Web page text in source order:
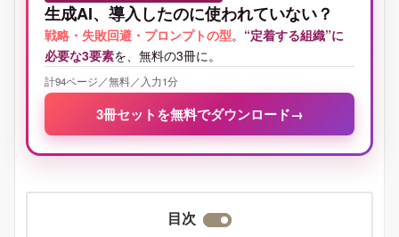
生成AI、導入したのに使われていない？
戦略・失敗回避・プロンプトの型。 “定着する組織”に
必要な3要素を、無料の3冊に。
計94ページ／無料／入力1分
3冊セットを無料でダウンロード→
目次